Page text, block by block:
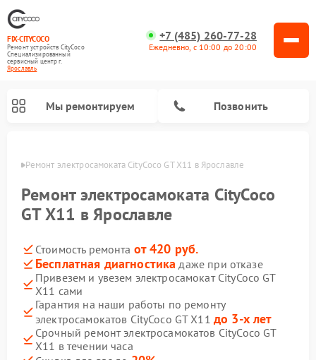
FIX-CITYCOCO
Ремонт устройств CityCoco
Специализированный
cервисный центр г.
Ярославль
+7 (485) 260-77-28
Ежедневно, с 10:00 до 20:00
Мы ремонтируем Позвонить
Ремонт электросамоката CityCoco GT X11 в Ярославле
Ремонт электросамоката CityCoco
GT X11 в Ярославле
Стоимость ремонта от 420 руб.
Бесплатная диагностика даже при отказе
Привезем и увезем электросамокат CityCoco GT
X11 сами
Гарантия на наши работы по ремонту
электросамокатов CityCoco GT X11 до 3-х лет
Срочный ремонт электросамокатов CityCoco GT
X11 в течении часа